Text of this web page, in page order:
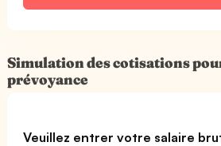
Simulation des cotisations
prévoyance
Veuillez entrer votre salaire